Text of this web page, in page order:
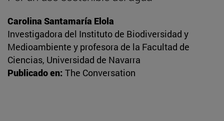
Carolina Santamaría Elola
Investigadora del Instituto de Biodiversidad y
Medioambiente y profesora de la Facultad de
Ciencias, Universidad de Navarra
Publicado en: The Conversation